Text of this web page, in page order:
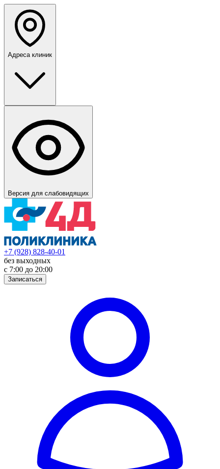
Адреса клиник
Версия для слабовидящих
+7 (928) 828-40-01
без выходных
с 7:00 до 20:00
Записаться